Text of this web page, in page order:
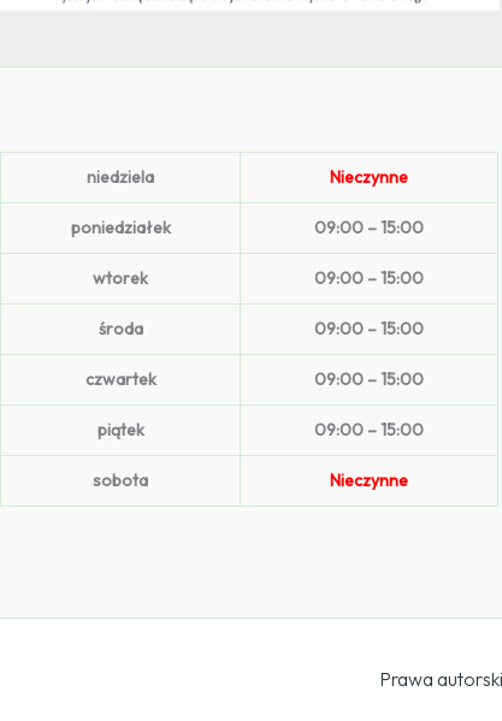
niedziela Nieczynne
poniedziałek 09:00 – 15:00
wtorek 09:00 – 15:00
środa 09:00 – 15:00
czwartek 09:00 – 15:00
piątek 09:00 – 15:00
sobota Nieczynne
Prawa